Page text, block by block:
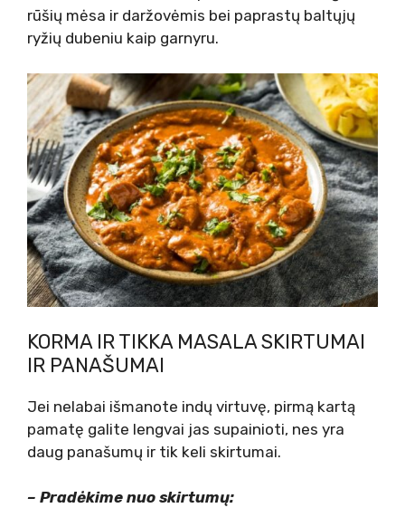
rūšių mėsa ir daržovėmis bei paprastų baltųjų
ryžių dubeniu kaip garnyru.
KORMA IR TIKKA MASALA SKIRTUMAI
IR PANAŠUMAI
Jei nelabai išmanote indų virtuvę, pirmą kartą
pamatę galite lengvai jas supainioti, nes yra
daug panašumų ir tik keli skirtumai.
– Pradėkime nuo skirtumų: